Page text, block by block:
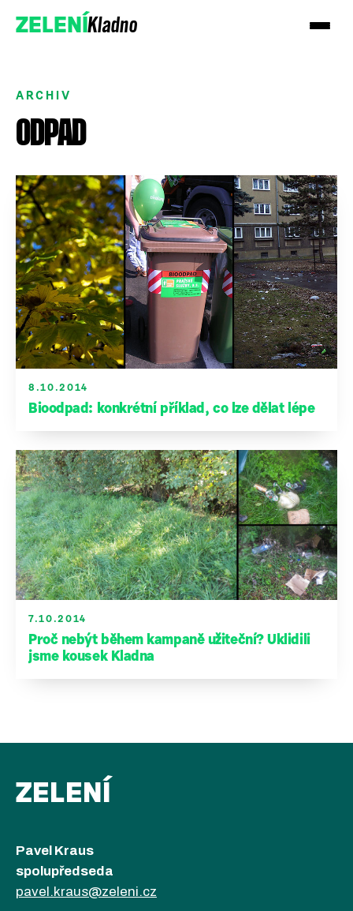
ZELENÍKladno
Přidejte se k nám
Podpořte nás darem
ARCHIV
ODPAD
8.10.2014
Bioodpad: konkrétní příklad, co lze dělat lépe
7.10.2014
Proč nebýt během kampaně užiteční? Uklidili
jsme kousek Kladna
ZELENÍ
Pavel Kraus
spolupředseda
pavel.kraus@zeleni.cz